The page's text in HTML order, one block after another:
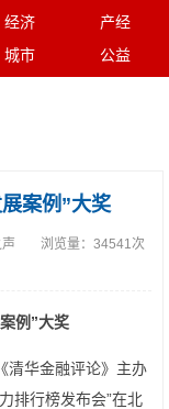
经济
产经
城市 公益
案例”大奖
浏览量： 34541次
例”大奖
清华金融评论》主办
排行榜发布会”在北